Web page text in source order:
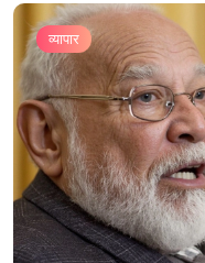
व्यापार